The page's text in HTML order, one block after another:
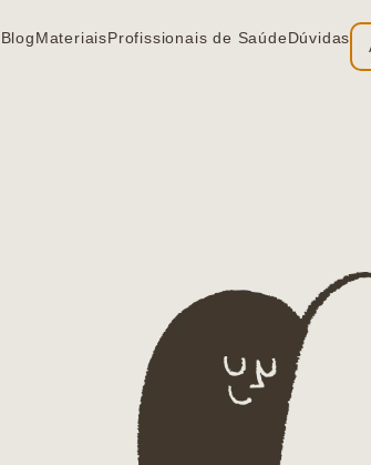
BlogMateriaisProfissionais de SaúdeDúvidas